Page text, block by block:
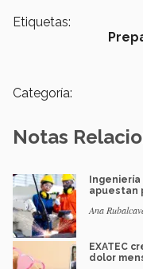
Etiquetas:
Categoría:
Notas
Ingeniería
apuestan
Ana
EXATEC
dolor